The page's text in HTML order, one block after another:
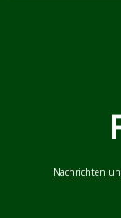
Nachrichten